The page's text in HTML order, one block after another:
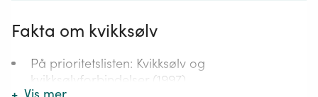
Fakta om kvikksølv
På prioritetslisten: Kvikksølv og
kvikksølvforbindelser (1997)